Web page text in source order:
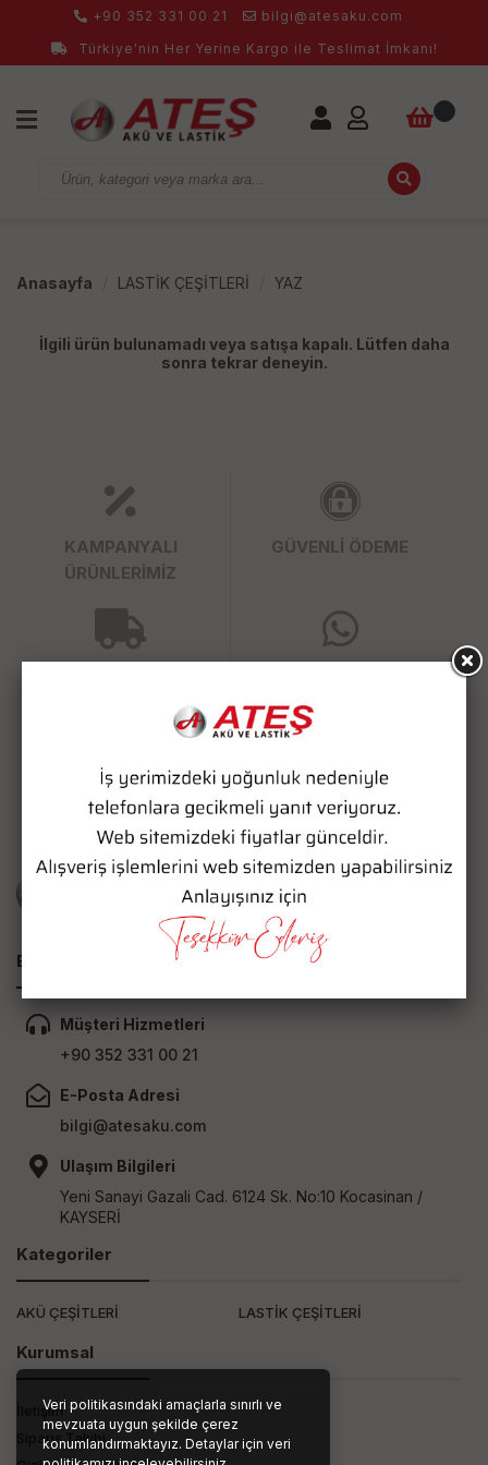
Veri politikasındaki amaçlarla sınırlı ve
mevzuata uygun şekilde çerez
konumlandırmaktayız. Detaylar için veri
+90 352 331 00 21
bilgi@atesaku.com
Türkiye'nin Her Yerine Kargo ile Teslimat İmkanı!
Anasayfa LASTİK ÇEŞİTLERİ YAZ
İlgili ürün bulunamadı veya satışa kapalı. Lütfen daha
sonra tekrar deneyin.
KAMPANYALI
ÜRÜNLERİMİZ
GÜVENLİ ÖDEME
Bize Ulaşın
Müşteri Hizmetleri
+90 352 331 00 21
E-Posta Adresi
bilgi@atesaku.com
Ulaşım Bilgileri
Yeni Sanayi Gazali Cad. 6124 Sk. No:10 Kocasinan /
KAYSERİ
Kategoriler
AKÜ ÇEŞİTLERİ LASTİK ÇEŞİTLERİ
Kurumsal
İletişim
Sipariş Takibi